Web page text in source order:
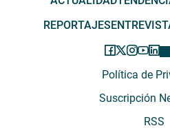
REPORTAJES
Política de
Suscripción
RSS